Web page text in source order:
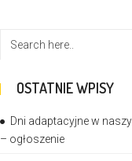
OSTATNIE WPISY
Dni adaptacyjne w
– ogłoszenie